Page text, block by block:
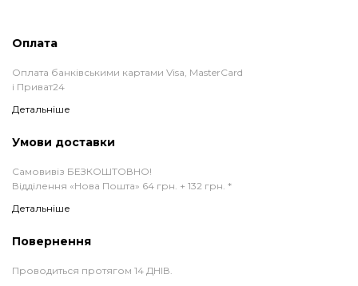
Оплата
Оплата банківськими картами Visa, MasterCard
і Приват24
Детальніше
Умови доставки
Самовивіз БЕЗКОШТОВНО!
Відділення «Нова Пошта» 64 грн. + 132 грн. *
Детальніше
Повернення
Проводиться протягом 14 ДНІВ.